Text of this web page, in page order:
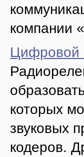
компании
Цифровой
которых
звуковых
кодеров.